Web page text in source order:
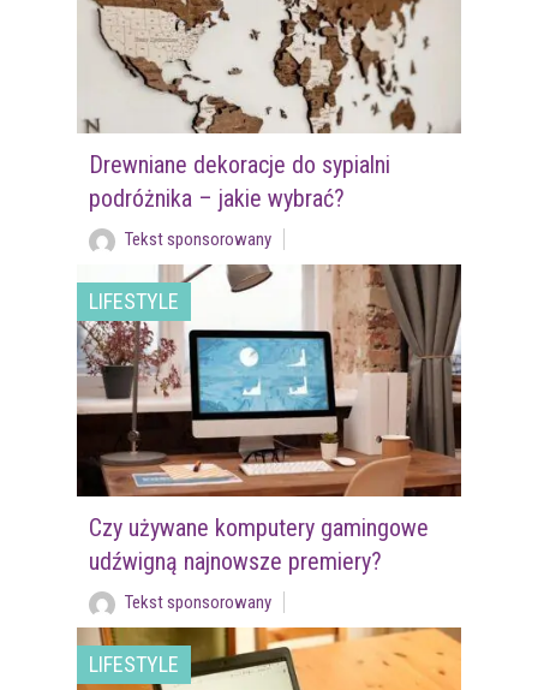
Drewniane dekoracje do sypialni
podróżnika – jakie wybrać?
Tekst sponsorowany
LIFESTYLE
Czy używane komputery gamingowe
udźwigną najnowsze premiery?
Tekst sponsorowany
LIFESTYLE